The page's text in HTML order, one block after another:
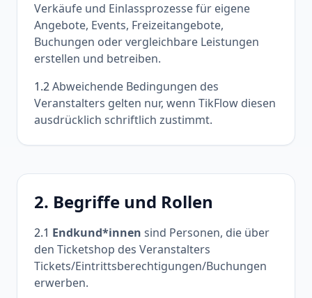
Verkäufe und Einlassprozesse für eigene
Angebote, Events, Freizeitangebote,
Buchungen oder vergleichbare Leistungen
erstellen und betreiben.
1.2Abweichende Bedingungen des
Veranstalters gelten nur, wenn TikFlow diesen
ausdrücklich schriftlich zustimmt.
2. Begriffe und Rollen
2.1 Endkund*innen sind Personen, die über
den Ticketshop des Veranstalters
Tickets/Eintrittsberechtigungen/Buchungen
erwerben.